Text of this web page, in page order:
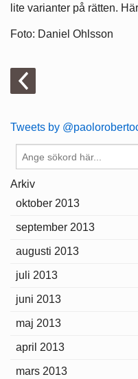
lite varianter på rätten.
Foto: Daniel Ohlsson
Tweets by
Arkiv
oktober 2013
september 2013
augusti 2013
juli 2013
juni 2013
maj 2013
april 2013
mars 2013